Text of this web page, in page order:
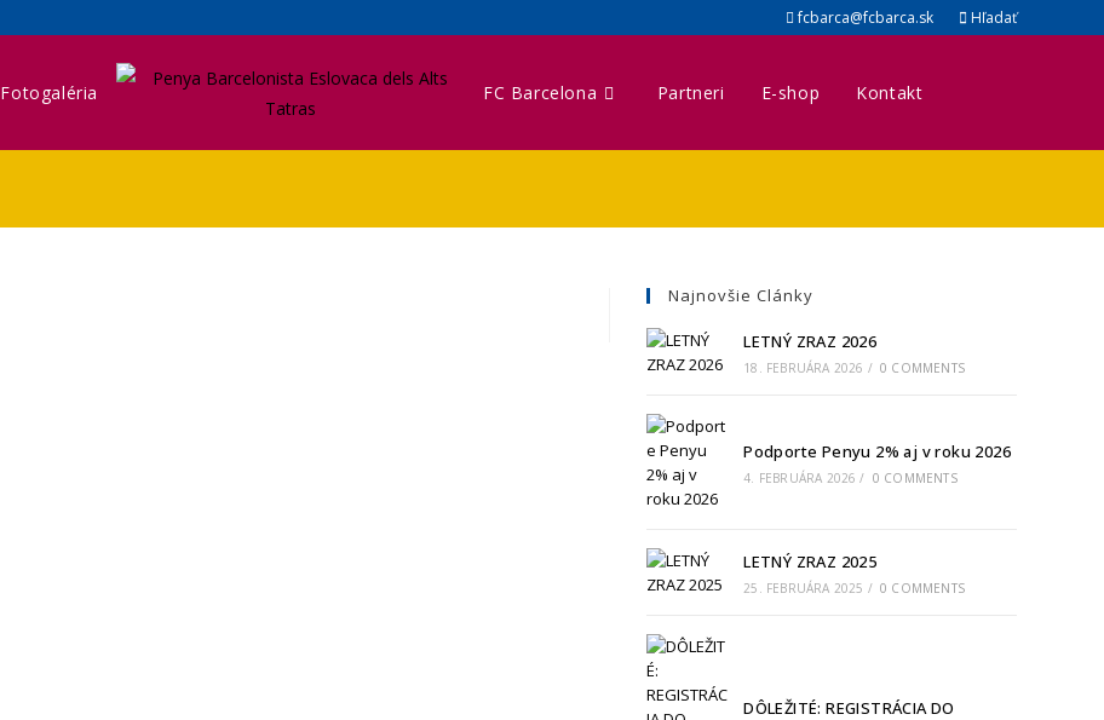
fcbarca@fcbarca.sk Hľadať
Fotogaléria FC Barcelona Partneri E-shop Kontakt
Najnovšie Clánky
LETNÝ ZRAZ 2026
18. FEBRUÁRA 2026 / 0 COMMENTS
Podporte Penyu 2% aj v roku 2026
4. FEBRUÁRA 2026 / 0 COMMENTS
LETNÝ ZRAZ 2025
25. FEBRUÁRA 2025 / 0 COMMENTS
DÔLEŽITÉ: REGISTRÁCIA DO